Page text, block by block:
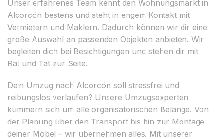
Unser erfahrenes Team kennt den Wohnungsmarkt in
Alcorcón bestens und steht in engem Kontakt mit
Vermietern und Maklern. Dadurch können wir dir eine
große Auswahl an passenden Objekten anbieten. Wir
begleiten dich bei Besichtigungen und stehen dir mit
Rat und Tat zur Seite.
Dein Umzug nach Alcorcón soll stressfrei und
reibungslos verlaufen? Unsere Umzugsexperten
kümmern sich um alle organisatorischen Belange. Von
der Planung über den Transport bis hin zur Montage
deiner Möbel – wir übernehmen alles. Mit unserer